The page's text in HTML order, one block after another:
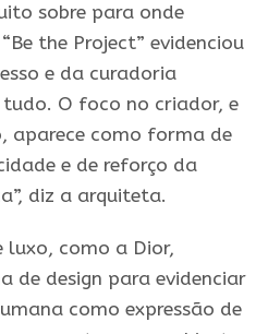
sobre para onde
the Project” evidenciou
e da curadoria
O foco no criador, e
aparece como forma de
e de reforço da
diz a arquiteta.
luxo, como a Dior,
de design para evidenciar
como expressão de